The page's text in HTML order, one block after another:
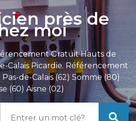
près de
moi
Gratuit Hauts de
Calais Picardie. Référencement
de-Calais (62) Somme (80)
(60) Aisne (02)